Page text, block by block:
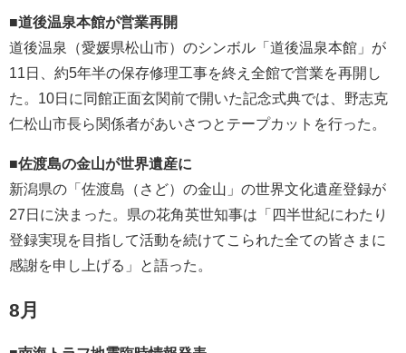
■道後温泉本館が営業再開
道後温泉（愛媛県松山市）のシンボル「道後温泉本館」が
11日、約5年半の保存修理工事を終え全館で営業を再開し
た。10日に同館正面玄関前で開いた記念式典では、野志克
仁松山市長ら関係者があいさつとテープカットを行った。
■佐渡島の金山が世界遺産に
新潟県の「佐渡島（さど）の金山」の世界文化遺産登録が
27日に決まった。県の花角英世知事は「四半世紀にわたり
登録実現を目指して活動を続けてこられた全ての皆さまに
感謝を申し上げる」と語った。
8月